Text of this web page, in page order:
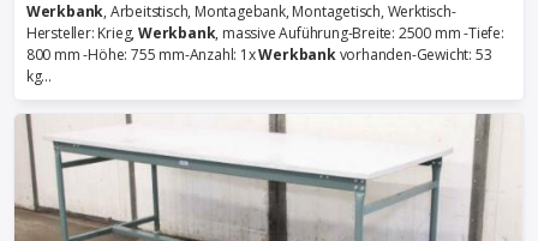
Werkbank, Arbeitstisch, Montagebank, Montagetisch, Werktisch-
Hersteller: Krieg,Werkbank, massive Auführung-Breite: 2500 mm -Tiefe:
800 mm -Höhe: 755 mm-Anzahl: 1xWerkbankvorhanden-Gewicht: 53
kg...